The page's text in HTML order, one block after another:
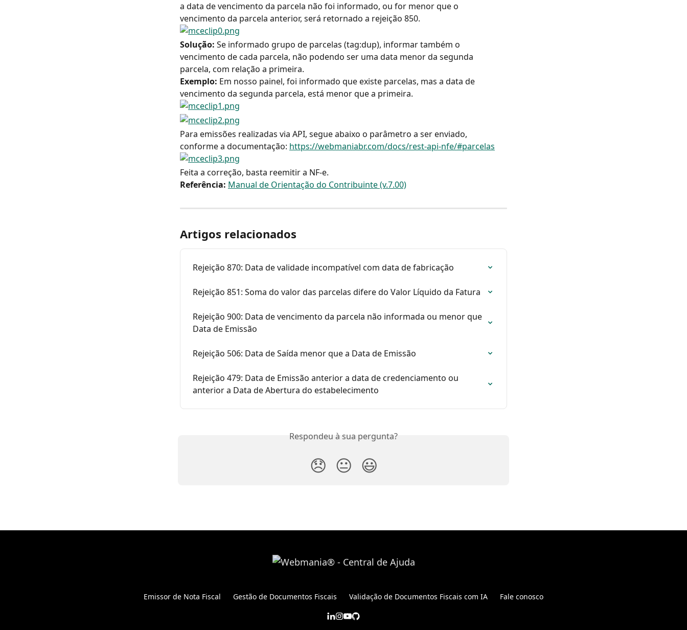
a data de vencimento da parcela não foi informado, ou for menor que o
vencimento da parcela anterior, será retornado a rejeição 850.
Solução: Se informado grupo de parcelas (tag:dup), informar também o
vencimento de cada parcela, não podendo ser uma data menor da segunda
parcela, com relação a primeira.
Exemplo: Em nosso painel, foi informado que existe parcelas, mas a data de
vencimento da segunda parcela, está menor que a primeira.
Para emissões realizadas via API, segue abaixo o parâmetro a ser enviado,
conforme a documentação: https://webmaniabr.com/docs/rest-api-nfe/#parcelas
Feita a correção, basta reemitir a NF-e.
Referência: Manual de Orientação do Contribuinte (v.7.00)
Artigos relacionados
Rejeição 870: Data de validade incompatível com data de fabricação
Rejeição 851: Soma do valor das parcelas difere do Valor Líquido da Fatura
Rejeição 900: Data de vencimento da parcela não informada ou menor que
Data de Emissão
Rejeição 506: Data de Saída menor que a Data de Emissão
Rejeição 479: Data de Emissão anterior a data de credenciamento ou
anterior a Data de Abertura do estabelecimento
Respondeu à sua pergunta?
😞 😐 😃
Emissor de Nota Fiscal Gestão de Documentos Fiscais Validação de Documentos Fiscais com IA Fale conosco